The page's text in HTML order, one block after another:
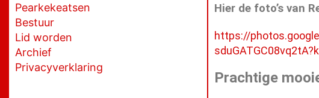
Pearkekeatsen
Bestuur
Lid worden
Archief
Privacyverklaring
Hier de foto’s van
https://
Prachtige